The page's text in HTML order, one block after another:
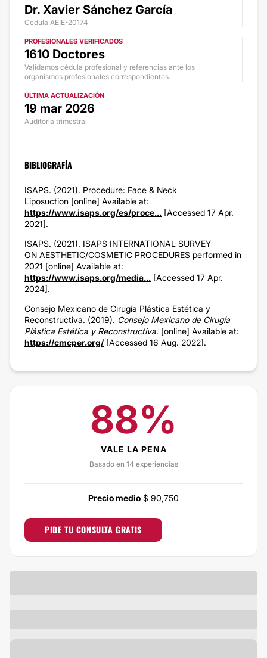
Dr. Xavier Sánchez García
Cédula AEIE-20174
PROFESIONALES VERIFICADOS
1610 Doctores
Validamos cédula profesional y referencias ante los
organismos profesionales correspondientes.
ÚLTIMA ACTUALIZACIÓN
19 mar 2026
Auditoría trimestral
BIBLIOGRAFÍA
ISAPS. (2021). Procedure: Face & Neck
Liposuction [online] Available at:
https://www.isaps.org/es/proce... [Accessed 17 Apr.
2021].
ISAPS. (2021). ISAPS INTERNATIONAL SURVEY
ON AESTHETIC/COSMETIC PROCEDURES performed in
2021 [online] Available at:
https://www.isaps.org/media... [Accessed 17 Apr.
2024].
Consejo Mexicano de Cirugía Plástica Estética y
Reconstructiva. (2019). Consejo Mexicano de Cirugía
Plástica Estética y Reconstructiva. [online] Available at:
https://cmcper.org/ [Accessed 16 Aug. 2022].
88%
VALE LA PENA
Basado en 14 experiencias
Precio medio $ 90,750
PIDE TU CONSULTA GRATIS